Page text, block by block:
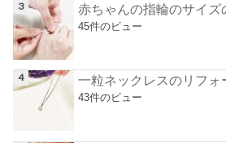
赤ちゃんの指輪のサイズ
45件のビュー
一粒ネックレスのリフォ
43件のビュー